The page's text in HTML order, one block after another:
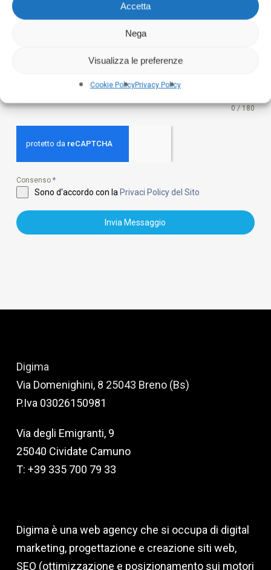
Accetta
Nega
Visualizza le preferenze
Cookie PolicyPrivacy Policy
0 / 180
Consenso *
Sono d'accordo con la Privaci Policy del Sito
Invia Messaggio
Digima
Via Domenighini, 8 25043 Breno (Bs)
P.Iva 03026150981
Via degli Emigranti, 9
25040 Cividate Camuno
T: +39 335 700 79 33
Digima è una web agency che si occupa di digital
marketing, progettazione e creazione siti web,
SEO (ottimizzazione e posizionamento sui motori